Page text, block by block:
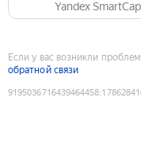
Yandex
Если у вас возникли
обратной связи
9195036716439464458: